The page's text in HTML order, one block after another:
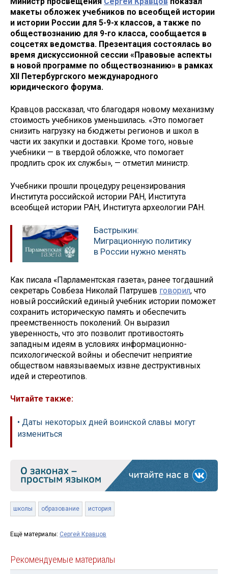
макеты обложек учебников по всеобщей истории
и истории России для 5-9-х классов, а также по
обществознанию для 9-го класса, сообщается в
соцсетях ведомства. Презентация состоялась во
время дискуссионной сессии «Правовые аспекты
в новой программе по обществознанию» в рамках
XII Петербургского международного
юридического форума.
Кравцов рассказал, что благодаря новому механизму
стоимость учебников уменьшилась. «Это помогает
снизить нагрузку на бюджеты регионов и школ в
части их закупки и доставки. Кроме того, новые
учебники — в твердой обложке, что помогает
продлить срок их службы», — отметил министр.
Учебники прошли процедуру рецензирования
Института российской истории РАН, Института
всеобщей истории РАН, Института археологии РАН.
Бастрыкин:
Миграционную политику
в России нужно менять
Как писала «Парламентская газета», ранее тогдашний
секретарь Совбеза Николай Патрушев говорил, что
новый российский единый учебник истории поможет
сохранить историческую память и обеспечить
преемственность поколений. Он выразил
уверенность, что это позволит противостоять
западным идеям в условиях информационно-
психологической войны и обеспечит неприятие
обществом навязываемых извне деструктивных
идей и стереотипов.
Читайте также:
• Даты некоторых дней воинской славы могут
измениться
школы образование история
Ещё материалы: Сергей Кравцов
Рекомендуемые материалы